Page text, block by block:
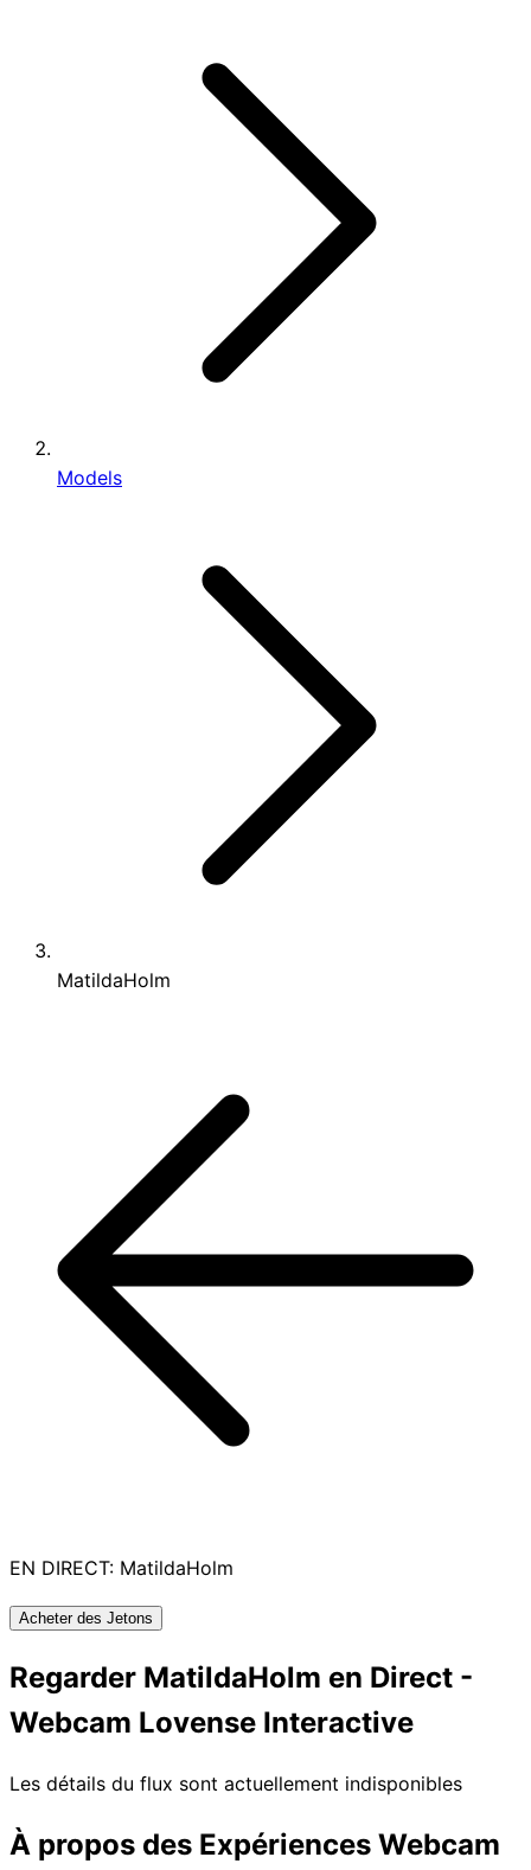
Models
MatildaHolm
EN DIRECT: MatildaHolm
Acheter des Jetons
Regarder MatildaHolm en Direct -
Webcam Lovense Interactive
Les détails du flux sont actuellement indisponibles
À propos des Expériences Webcam